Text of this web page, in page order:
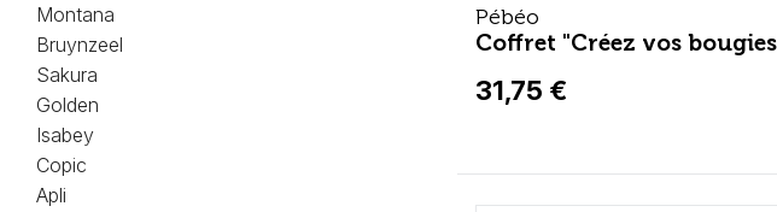
Montana
Bruynzeel
Sakura
Golden
Isabey
Copic
Apli
Pébéo
Coffret "Créez vos
31,75 €